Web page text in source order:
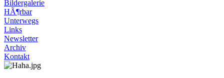
Bildergalerie
HÃ¶rbar
Unterwegs
Links
Newsletter
Archiv
Kontakt